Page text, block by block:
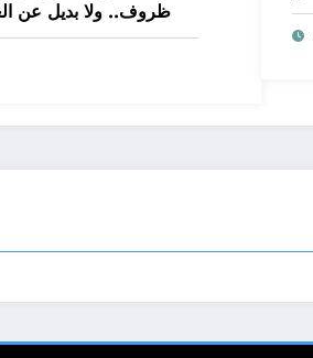
ظروف.. ولا بديل عن